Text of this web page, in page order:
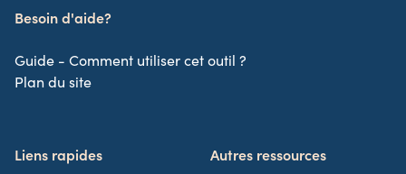
Besoin d'aide?
Guide - Comment utiliser cet outil ?
Plan du site
Liens rapides Autres ressources